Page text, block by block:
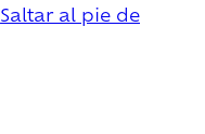
Saltar al pie de